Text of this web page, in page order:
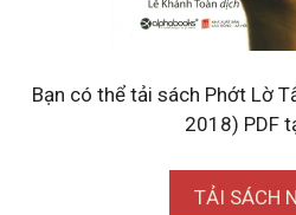
Bạn có thể tải sách Phớt Lờ
2018) PDF
TẢI SÁCH